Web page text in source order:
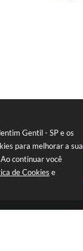
Gentil - SP e os
para melhorar a sua
continuar você
de Cookies e